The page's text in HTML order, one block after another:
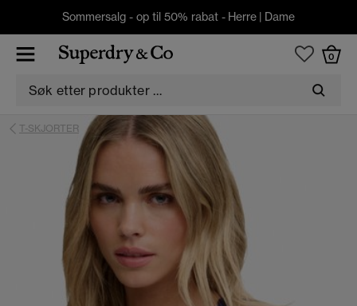
Sommersalg - op til 50% rabat - Herre | Dame
0
T-SKJORTER